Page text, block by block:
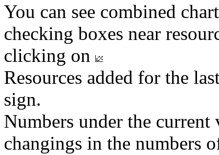
You can see combined
checking boxes near
clicking on
Resources added for the
sign.
Numbers under the
changings in the numbers